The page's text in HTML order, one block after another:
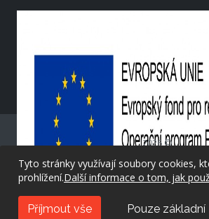
2026 ©
created by
Tyto stránky využívají soubory cookies,
prohlížení.Další informace o tom, jak
Příjmout vše Pouze základní